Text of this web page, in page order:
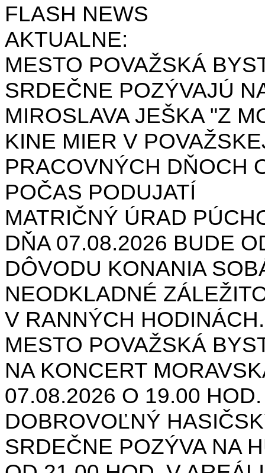
FLASH NEWS
AKTUALNE:
MESTO POVAŽSKÁ
SRDEČNE POZÝVAJÚ
MIROSLAVA JEŠKA "Z
KINE MIER V
PRACOVNÝCH DŇOCH
POČAS PODUJATÍ
MATRIČNÝ ÚRAD
DŇA 07.08.2026 BUDE
DÔVODU KONANIA
NEODKLADNÉ
V RANNÝCH
MESTO POVAŽSKÁ
NA KONCERT
07.08.2026 O 19.00
DOBROVOĽNÝ
SRDEČNE POZÝVA NA